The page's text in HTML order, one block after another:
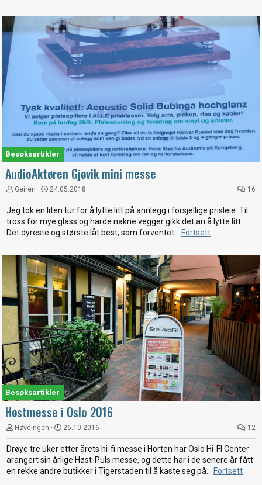
Besøksartikler
AudioAktøren Gjøvik mini messe
Geiren 24.05.2018 16
Jeg tok en liten tur for å lytte litt på annlegg i forsjellige prisleie. Til
tross for mye glass og harde nakne vegger gikk det an å lytte litt.
Det dyreste og største låt best, som forventet... Fortsett
Besøksartikler
Høstmesse i Oslo 2016
Høvdingen 26.10.2016 12
Drøye tre uker etter årets hi-fi messe i Horten har Oslo Hi-FI Center
arangert sin årlige Høst-Puls messe, og dette har i de senere år fått
en rekke andre butikker i Tigerstaden til å kaste seg på... Fortsett